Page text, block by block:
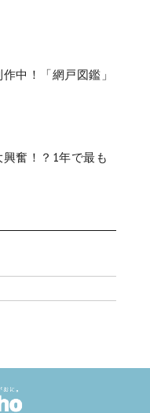
中！「網戸図鑑」
奮！？1年で最も